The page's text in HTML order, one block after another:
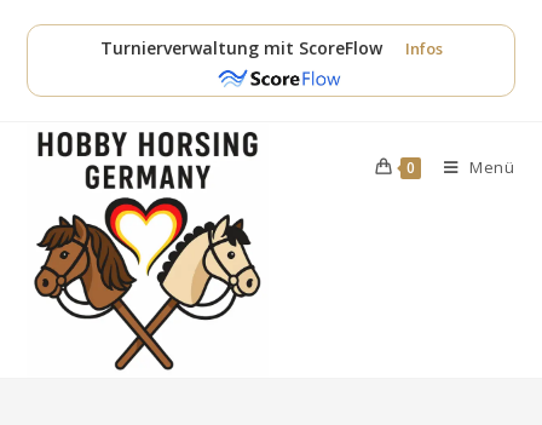
Inhalt
Turnierverwaltung mit ScoreFlow Infos
0 Menü